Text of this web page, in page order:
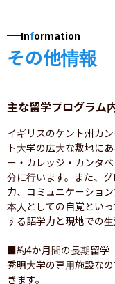
Information
その他情報
主な留学プログラム
イギリスのケント州カ
ト大学の広大な敷地に
ー・カレッジ・カンタ
分に行います。また、
力、コミュニケーショ
本人としての自覚とい
する語学力と現地での
■約4か月間の長期留学
秀明大学の専用施設な
きます。